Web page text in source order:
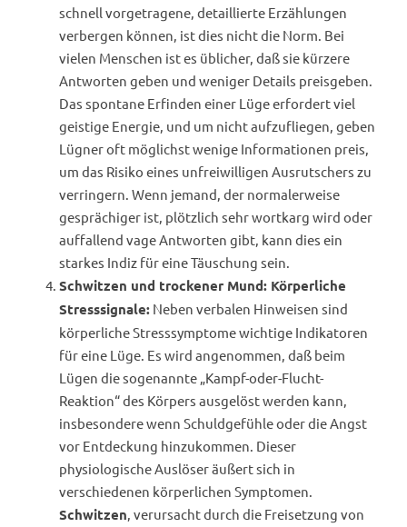
schnell vorgetragene, detaillierte Erzählungen
verbergen können, ist dies nicht die Norm. Bei
vielen Menschen ist es üblicher, daß sie kürzere
Antworten geben und weniger Details preisgeben.
Das spontane Erfinden einer Lüge erfordert viel
geistige Energie, und um nicht aufzufliegen, geben
Lügner oft möglichst wenige Informationen preis,
um das Risiko eines unfreiwilligen Ausrutschers zu
verringern. Wenn jemand, der normalerweise
gesprächiger ist, plötzlich sehr wortkarg wird oder
auffallend vage Antworten gibt, kann dies ein
starkes Indiz für eine Täuschung sein.
Schwitzen und trockener Mund: Körperliche
Stresssignale: Neben verbalen Hinweisen sind
körperliche Stresssymptome wichtige Indikatoren
für eine Lüge. Es wird angenommen, daß beim
Lügen die sogenannte „Kampf-oder-Flucht-
Reaktion“ des Körpers ausgelöst werden kann,
insbesondere wenn Schuldgefühle oder die Angst
vor Entdeckung hinzukommen. Dieser
physiologische Auslöser äußert sich in
verschiedenen körperlichen Symptomen.
Schwitzen, verursacht durch die Freisetzung von